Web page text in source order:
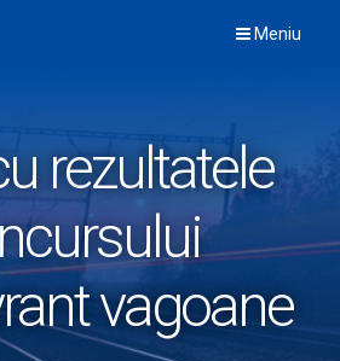
Meniu
rezultatele
vagoane